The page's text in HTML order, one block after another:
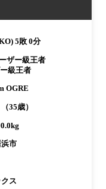
5敗 0分
ザー級王者
級王者
OGRE
35歳）
市
ス